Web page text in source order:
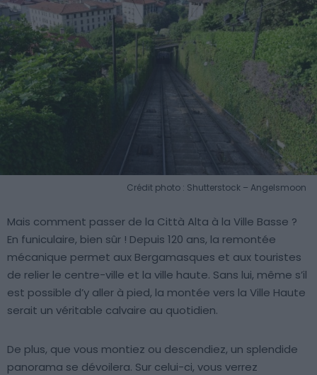
Crédit photo : Shutterstock – Angelsmoon
Mais comment passer de la Città Alta à la Ville Basse ?
En funiculaire, bien sûr ! Depuis 120 ans, la remontée
mécanique permet aux Bergamasques et aux touristes
de relier le centre-ville et la ville haute. Sans lui, même s’il
est possible d’y aller à pied, la montée vers la Ville Haute
serait un véritable calvaire au quotidien.
De plus, que vous montiez ou descendiez, un splendide
panorama se dévoilera. Sur celui-ci, vous verrez